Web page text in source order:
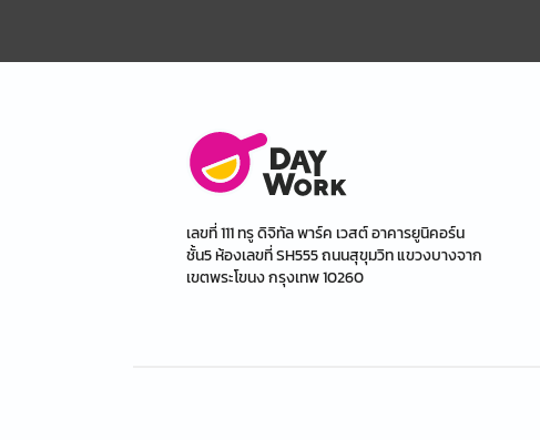
เลขที่ 111 ทรู ดิจิทัล พาร์ค เวสต์ อาคารยูนิคอร์น
ชั้น5 ห้องเลขที่ SH555 ถนนสุขุมวิท แขวงบางจาก
เขตพระโขนง กรุงเทพ 10260